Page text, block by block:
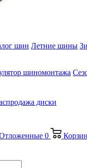
шин Летние шины
шиномонтажа
диски
0